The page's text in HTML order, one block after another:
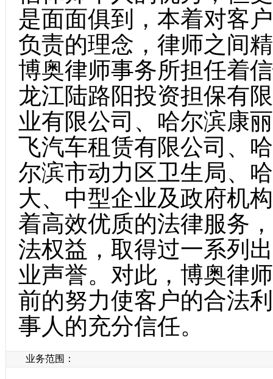
是面面俱到，本着对客
负责的理念，律师之间
博奥律师事务所担任着
龙江陆路阳投资担保有
业有限公司、哈尔滨康
飞汽车租赁有限公司、
尔滨市动力区卫生局、
大、中型企业及政府机
着高效优质的法律服务
法权益，取得过一系列
业声誉。对此，博奥律
前的努力使客户的合法
事人的充分信任。
业务范围：